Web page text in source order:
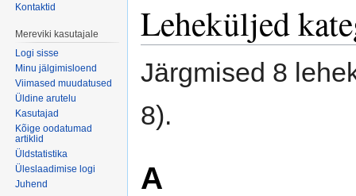
Leheküljed
Järgmised 8
8).
A
Kontaktid
Mereviki kasutajale
Logi sisse
Minu jälgimisloend
Viimased muudatused
Üldine arutelu
Kasutajad
Kõige oodatumad
artiklid
Üldstatistika
Üleslaadimise logi
Juhend